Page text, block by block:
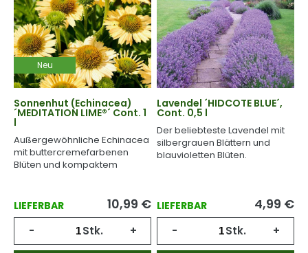
Neu
Sonnenhut (Echinacea)
´MEDITATION LIME®´ Cont. 1
l
Außergewöhnliche Echinacea
mit buttercremefarbenen
Blüten und kompaktem
LIEFERBAR 10,99 €
- Stk. +
Lavendel ´HIDCOTE BLUE´,
Cont. 0,5 l
Der beliebteste Lavendel mit
silbergrauen Blättern und
blauvioletten Blüten.
LIEFERBAR 4,99 €
- Stk. +